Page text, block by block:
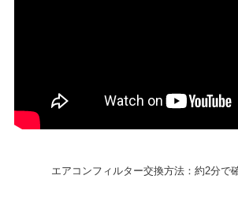
エアコンフィルター交換方法：約2分で